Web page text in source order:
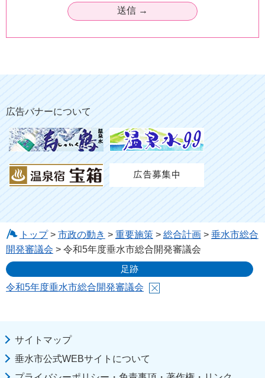
広告バナーについて
トップ> 市政の動き > 重要施策> 総合計画> 垂水市総合
開発審議会 > 令和5年度垂水市総合開発審議会
足跡
令和5年度垂水市総合開発審議会
サイトマップ
垂水市公式WEBサイトについて